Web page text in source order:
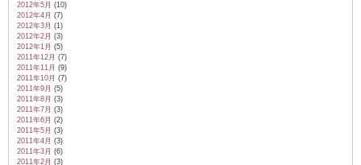
2012年5月 (10)
2012年4月 (7)
2012年3月 (1)
2012年2月 (3)
2012年1月 (5)
2011年12月 (7)
2011年11月 (9)
2011年10月 (7)
2011年9月 (5)
2011年8月 (3)
2011年7月 (3)
2011年6月 (2)
2011年5月 (3)
2011年4月 (3)
2011年3月 (6)
2011年2月 (3)